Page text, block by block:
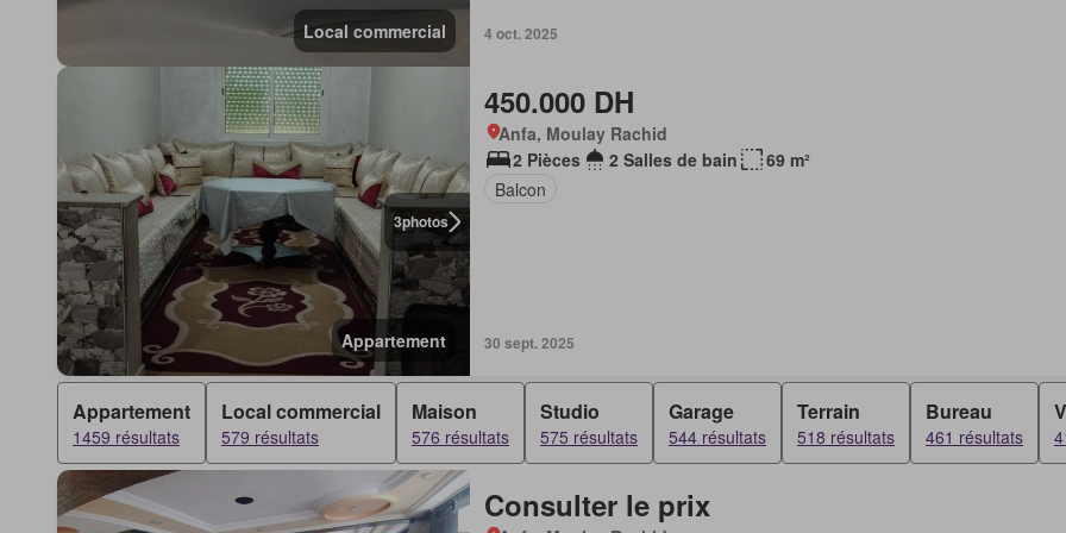
Local commercial 4 oct. 2025
3photos
Appartement
450.000 DH
Anfa, Moulay Rachid
2 Pièces
2 Salles de bain
69 m²
Balcon
30 sept. 2025
Appartement
1459 résultats
Local commercial
579 résultats
Maison
576 résultats
Studio
575 résultats
Garage
544 résultats
Terrain
518 résultats
Bureau
461 résultats
Consulter le prix